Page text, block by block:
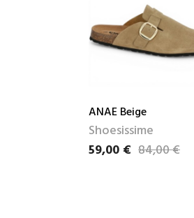
ANAE Beige
Shoesissime
Prix
59,00 €
Prix de base84,00 €